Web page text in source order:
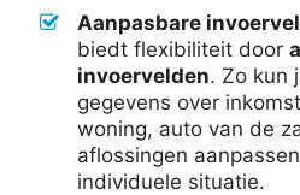
Aanpasbare
biedt flexibiliteit door
invoervelden. Zo kun
gegevens over
woning, auto van de
aflossingen
individuele situatie.